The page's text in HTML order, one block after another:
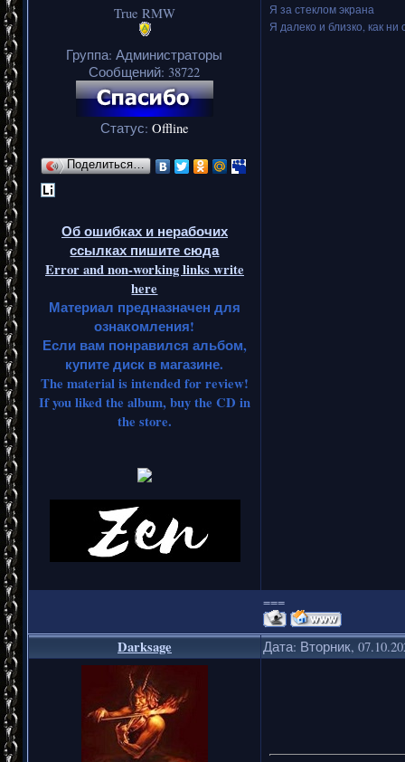
True RMW
Группа: Администраторы
Сообщений: 38722
Статус: Offline
Поделиться…
Об ошибках и нерабочих
ссылках пишите сюда
Error and non-working links write
here
Материал предназначен для
ознакомления!
Если вам понравился альбом,
купите диск в магазине.
The material is intended for review!
If you liked the album, buy the CD in
the store.
Я за стеклом экрана
Я далеко и близко, как ни
===
Darksage Дата: Вторник,